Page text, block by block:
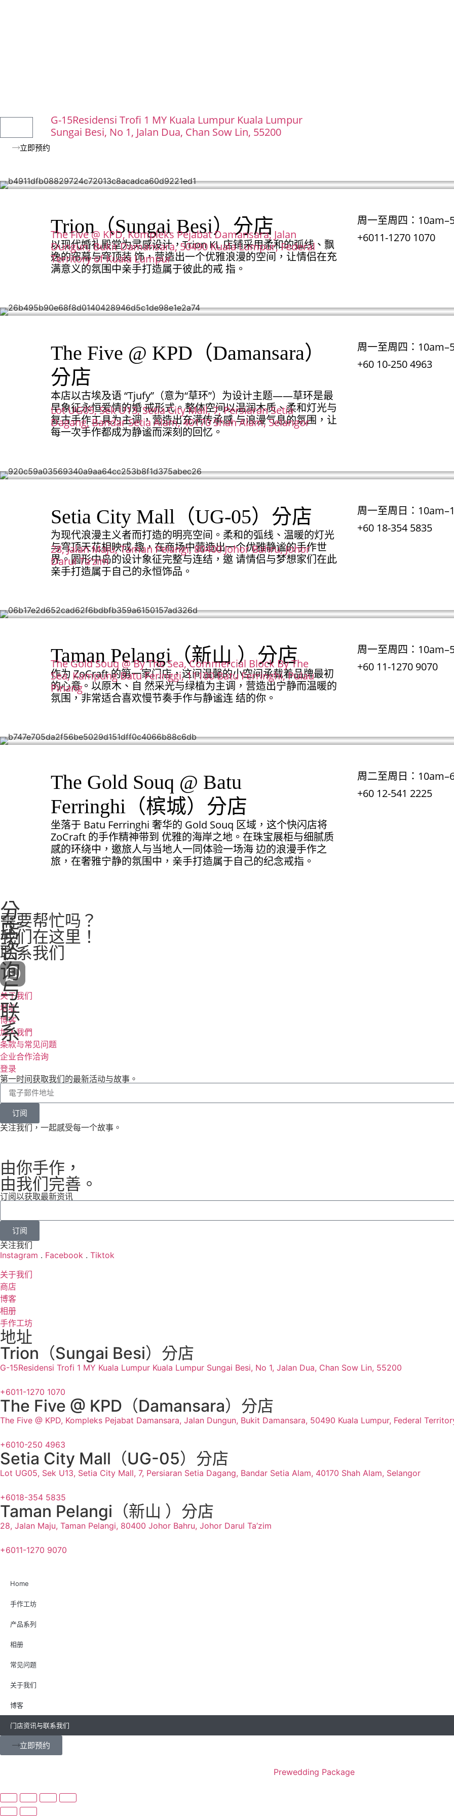
立即预约
G-15Residensi Trofi 1 MY Kuala Lumpur Kuala Lumpur
Sungai Besi, No 1, Jalan Dua, Chan Sow Lin, 55200
Trion（Sungai Besi）分店
以现代婚礼殿堂为灵感设计，Trion KL 店铺采用柔和的弧线、飘
逸的帘幕与穹顶装 饰，营造出一个优雅浪漫的空间，让情侣在充
满意义的氛围中亲手打造属于彼此的戒 指。
周一至周四：
+6011-1270 1070
The Five @ KPD, Kompleks Pejabat Damansara, Jalan
Dungun, Bukit Damansara, 50490 Kuala Lumpur, Federal
Territory of Kuala Lumpur
The Five @ KPD（Damansara）
分店
本店以古埃及语 “Tjufy”（意为“草环”）为设计主题——草环是最
早象征永恒爱情的婚 戒形式。整体空间以温润木质、柔和灯光与
复古手作工具为主调，营造出充满传承感 与浪漫气息的氛围，让
每一次手作都成为静谧而深刻的回忆。
周一至周四：
+60 10-250 4963
Lot UG05, Sek U13, Setia City Mall, 7, Persiaran Setia
Dagang, Bandar Setia Alam, 40170 Shah Alam, Selangor
Setia City Mall（UG-05）分店
为现代浪漫主义者而打造的明亮空间。柔和的弧线、温暖的灯光
与穹顶天花相映成 趣，在商场中营造出一个优雅静谧的手作世
界。圆形中岛的设计象征完整与连结，邀 请情侣与梦想家们在此
亲手打造属于自己的永恒饰品。
周一至周日：
+60 18-354 5835
28, Jalan Maju, Taman Pelangi, 80400 Johor Bahru, Johor
Darul Ta'zim
Taman Pelangi（新山 ）分店
作为 ZoCraft 的第一家门店，这间温馨的小空间承载着品牌最初
的心意。以原木、自 然采光与绿植为主调，营造出宁静而温暖的
氛围，非常适合喜欢慢节奏手作与静谧连 结的你。
周一至周四：
+60 11-1270 9070
The Gold Souq @ By The Sea, Commercial Block By The
Sea, Kampung Batu Feringgi, 11100 Batu Ferringhi, Pulau
Pinang
The Gold Souq @ Batu
Ferringhi（槟城）分店
坐落于 Batu Ferringhi 奢华的 Gold Souq 区域，这个快闪店将
ZoCraft 的手作精神带到 优雅的海岸之地。在珠宝展柜与细腻质
感的环绕中，邀旅人与当地人一同体验一场海 边的浪漫手作之
旅，在奢雅宁静的氛围中，亲手打造属于自己的纪念戒指。
周二至周日：
+60 12-541 2225
分
店
咨
询
与
联
系
需要帮忙吗？
我们在这里！
联系我们
关于我们
地址
博客
加入我們
条款与常见问题
企业合作洽询
登录
第一时间获取我们的最新活动与故事。
订阅
关注我们，一起感受每一个故事。
由你手作，
由我们完善。
订阅以获取最新资讯
订阅
关注我们
Instagram . Facebook . Tiktok
关于我们
商店
博客
相册
手作工坊
地址
Trion（Sungai Besi）分店
G-15Residensi Trofi 1 MY Kuala Lumpur Kuala Lumpur Sungai Besi, No 1, Jalan Dua, Chan Sow Lin, 55200
+6011-1270 1070
The Five @ KPD（Damansara）分店
The Five @ KPD, Kompleks Pejabat Damansara, Jalan Dungun, Bukit Damansara, 50490 Kuala Lumpur, Federal
+6010-250 4963
Setia City Mall（UG-05）分店
Lot UG05, Sek U13, Setia City Mall, 7, Persiaran Setia Dagang, Bandar Setia Alam, 40170 Shah Alam, Selangor
+6018-354 5835
Taman Pelangi（新山 ）分店
28, Jalan Maju, Taman Pelangi, 80400 Johor Bahru, Johor Darul Ta’zim
+6011-1270 9070
Home
手作工坊
产品系列
相册
常见问题
关于我们
博客
门店资讯与联系我们
立即预约
Prewedding Package